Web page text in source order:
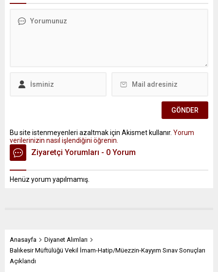
Bu site istenmeyenleri azaltmak için Akismet kullanır. Yorum
verilerinizin nasıl işlendiğini öğrenin.
Ziyaretçi Yorumları - 0 Yorum
Henüz yorum yapılmamış.
Anasayfa
Diyanet Alımları
Balıkesir Müftülüğü Vekil İmam-Hatip/Müezzin-Kayyım Sınav Sonuçları
Açıklandı